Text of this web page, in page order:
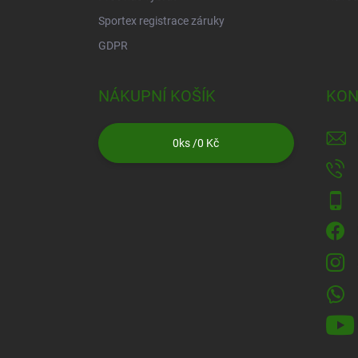
Sportex registrace záruky
GDPR
NÁKUPNÍ KOŠÍK
0ks /0 Kč